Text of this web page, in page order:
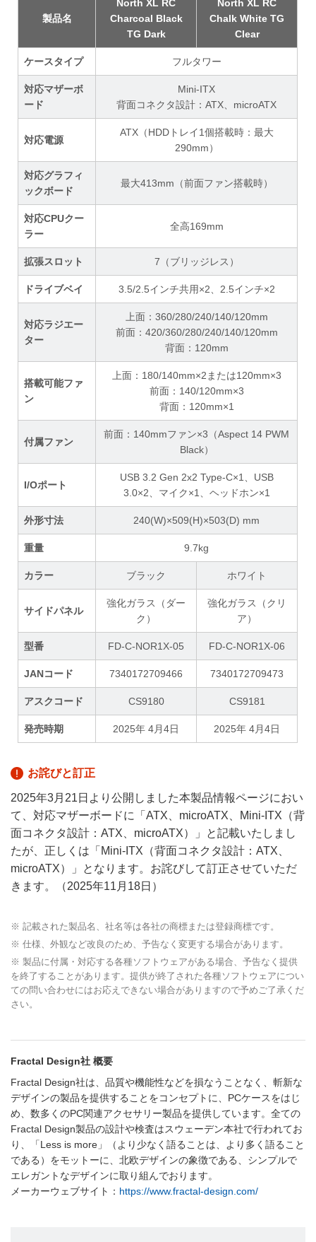
製品名
North XL RC
Charcoal Black
TG Dark
North XL RC
Chalk White TG
Clear
ケースタイプ フルタワー
対応マザーボ
ード
Mini-ITX
背面コネクタ設計：ATX、microATX
対応電源
ATX（HDDトレイ1個搭載時：最大
290mm）
対応グラフィ
ックボード
最大413mm（前面ファン搭載時）
対応CPUクー
ラー
全高169mm
拡張スロット 7（ブリッジレス）
ドライブベイ 3.5/2.5インチ共用×2、2.5インチ×2
対応ラジエー
ター
上面：360/280/240/140/120mm
前面：420/360/280/240/140/120mm
背面：120mm
搭載可能ファ
ン
上面：180/140mm×2または120mm×3
前面：140/120mm×3
背面：120mm×1
付属ファン
前面：140mmファン×3（Aspect 14 PWM
Black）
I/Oポート
USB 3.2 Gen 2x2 Type-C×1、USB
3.0×2、マイク×1、ヘッドホン×1
外形寸法 240(W)×509(H)×503(D) mm
重量 9.7kg
カラー ブラック ホワイト
サイドパネル
強化ガラス（ダー
ク）
強化ガラス（クリ
ア）
型番 FD-C-NOR1X-05 FD-C-NOR1X-06
JANコード 7340172709466 7340172709473
アスクコード CS9180 CS9181
発売時期 2025年 4月4日 2025年 4月4日
お詫びと訂正
2025年3月21日より公開しました本製品情報ページにおい
て、対応マザーボードに「ATX、microATX、Mini-ITX（背
面コネクタ設計：ATX、microATX）」と記載いたしまし
たが、正しくは「Mini-ITX（背面コネクタ設計：ATX、
microATX）」となります。お詫びして訂正させていただ
きます。（2025年11月18日）
※ 記載された製品名、社名等は各社の商標または登録商標です。
※ 仕様、外観など改良のため、予告なく変更する場合があります。
※ 製品に付属・対応する各種ソフトウェアがある場合、予告なく提供
を終了することがあります。提供が終了された各種ソフトウェアについ
ての問い合わせにはお応えできない場合がありますので予めご了承くだ
さい。
Fractal Design社 概要
Fractal Design社は、品質や機能性などを損なうことなく、斬新な
デザインの製品を提供することをコンセプトに、PCケースをはじ
め、数多くのPC関連アクセサリー製品を提供しています。全ての
Fractal Design製品の設計や検査はスウェーデン本社で行われてお
り、「Less is more」（より少なく語ることは、より多く語ること
である）をモットーに、北欧デザインの象徴である、シンプルで
エレガントなデザインに取り組んでおります。
メーカーウェブサイト： https://www.fractal-design.com/